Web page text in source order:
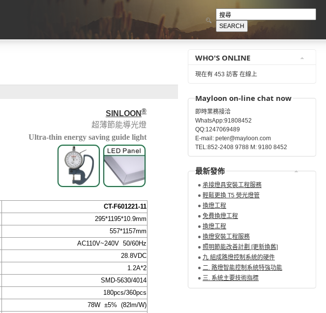
SINLOON ®
超薄節能導光燈
Ultra-thin energy saving guide light
CT-F601221-11
295*1195*10.9mm
557*1157mm
AC110V~240V 50/60Hz
28.8VDC
1.2A*2
SMD-5630/4014
180pcs/360pcs
78W ±5% (82lm/W)
WHO'S ONLINE
現在有 453 訪客 在線上
Mayloon on-line chat now
即時業務接洽
WhatsApp:91808452
QQ:1247069489
E-mail: peter@mayloon.com
TEL:852-2408 9788 M: 9180 8452
最新發佈
承接燈具安裝工程服務
輕鬆更換 T5 熒光燈管
換燈工程
免費換燈工程
換燈工程
換燈安裝工程服務
照明節能改善計劃 [更新換舊]
九 組成路燈控制系統的硬件
二. 路燈智能控制系統特強功能
三. 系統主要技術指標